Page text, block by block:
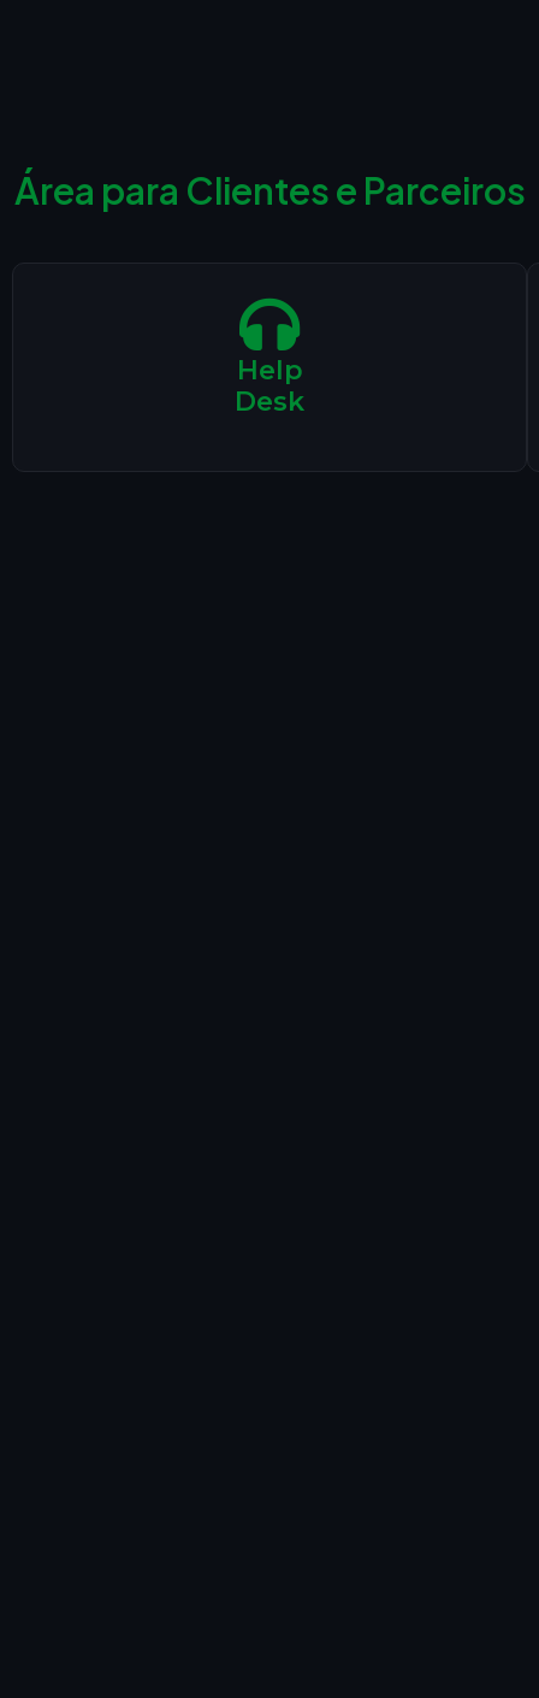
Área para Clientes e Parceiros
Help
Desk